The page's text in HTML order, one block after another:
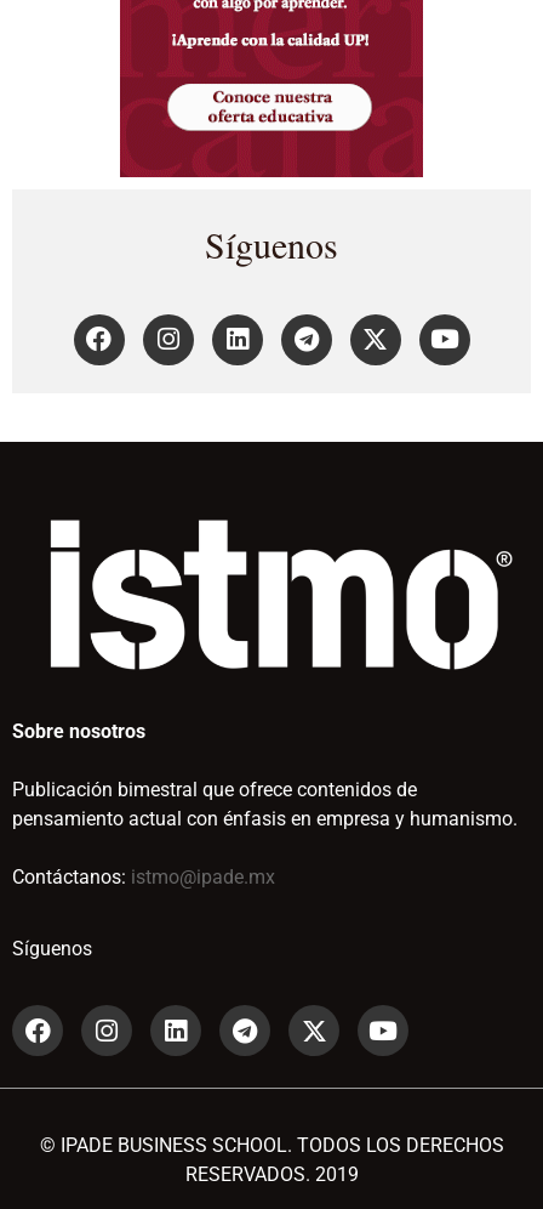
Síguenos
Sobre nosotros
Publicación bimestral que ofrece contenidos de
pensamiento actual con énfasis en empresa y humanismo.
Contáctanos: istmo@ipade.mx
Síguenos
© IPADE BUSINESS SCHOOL. TODOS LOS DERECHOS
RESERVADOS. 2019